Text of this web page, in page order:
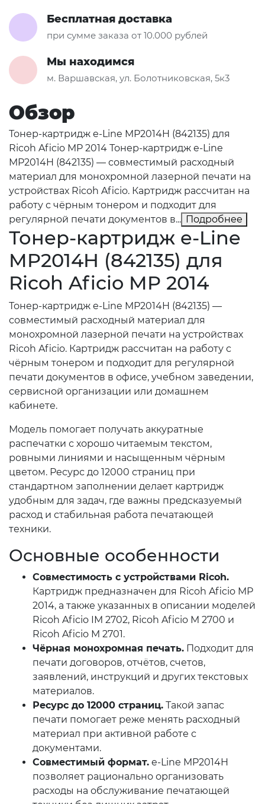
Бесплатная доставка
при сумме заказа от 10.000 рублей
Мы находимся
м. Варшавская, ул. Болотниковская, 5к3
Обзор
Тонер-картридж e-Line MP2014H (842135) для
Ricoh Aficio MP 2014 Тонер-картридж e-Line
MP2014H (842135) — совместимый расходный
материал для монохромной лазерной печати на
устройствах Ricoh Aficio. Картридж рассчитан на
работу с чёрным тонером и подходит для
регулярной печати документов в... Подробнее
Тонер-картридж e-Line
MP2014H (842135) для
Ricoh Aficio MP 2014
Тонер-картридж e-Line MP2014H (842135) —
совместимый расходный материал для
монохромной лазерной печати на устройствах
Ricoh Aficio. Картридж рассчитан на работу с
чёрным тонером и подходит для регулярной
печати документов в офисе, учебном заведении,
сервисной организации или домашнем
кабинете.
Модель помогает получать аккуратные
распечатки с хорошо читаемым текстом,
ровными линиями и насыщенным чёрным
цветом. Ресурс до 12000 страниц при
стандартном заполнении делает картридж
удобным для задач, где важны предсказуемый
расход и стабильная работа печатающей
техники.
Основные особенности
Совместимость с устройствами Ricoh.
Картридж предназначен для Ricoh Aficio MP
2014, а также указанных в описании моделей
Ricoh Aficio IM 2702, Ricoh Aficio M 2700 и
Ricoh Aficio M 2701.
Чёрная монохромная печать. Подходит для
печати договоров, отчётов, счетов,
заявлений, инструкций и других текстовых
материалов.
Ресурс до 12000 страниц. Такой запас
печати помогает реже менять расходный
материал при активной работе с
документами.
Совместимый формат. e-Line MP2014H
позволяет рационально организовать
расходы на обслуживание печатающей